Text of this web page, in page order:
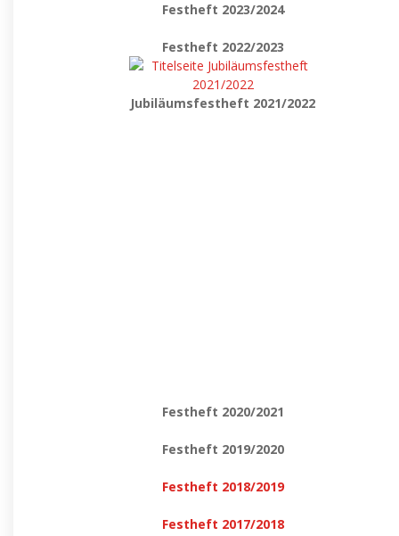
Festheft 2023/2024
Festheft 2022/2023
Jubiläumsfestheft 2021/2022
Festheft 2020/2021
Festheft 2019/2020
Festheft 2018/2019
Festheft 2017/2018